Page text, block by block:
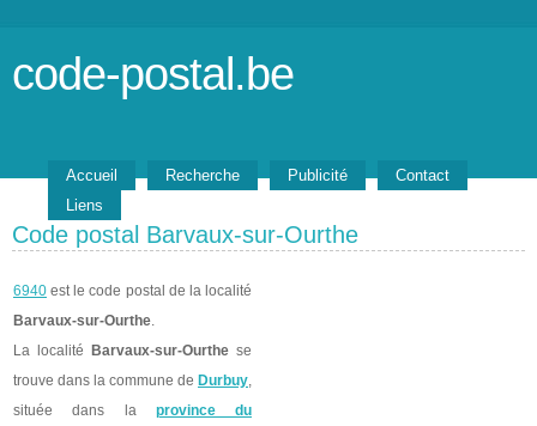
code-postal.be
Accueil Recherche Publicité
Contact
Liens
Code postal Barvaux-sur-Ourthe
6940 est le code postal de la localité
Barvaux-sur-Ourthe.
La localité
Barvaux-sur-Ourthe se
trouve dans la commune de Durbuy,
située dans la province du